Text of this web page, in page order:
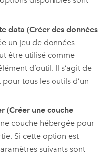
data (Créer des données
un jeu de données
être utilisé comme
d’outil. Il s’agit de
tous les outils d’un
(Créer une couche
couche hébergée pour
Si cette option est
suivants sont